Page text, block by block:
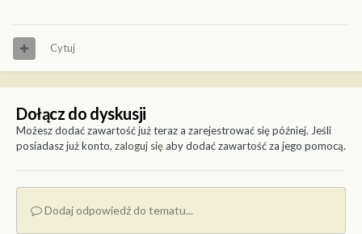
Cytuj
Dołącz do dyskusji
Możesz dodać zawartość już teraz a zarejestrować się później. Jeśli
posiadasz już konto, zaloguj sięaby dodać zawartość za jego pomocą.
Dodaj odpowiedź do tematu...